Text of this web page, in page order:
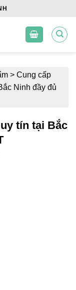
> Cung cấp
Ninh đầy đủ
tín tại Bắc